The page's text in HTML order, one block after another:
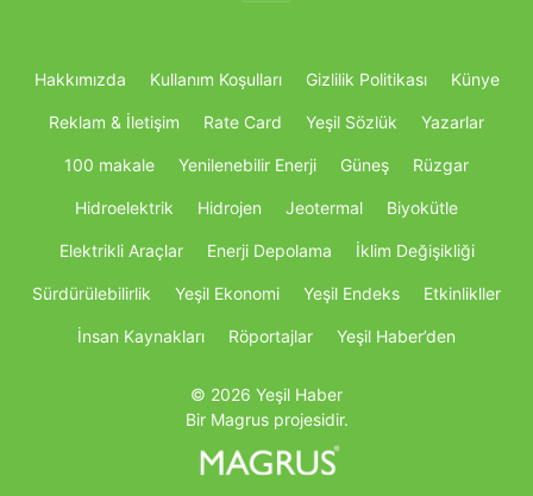
Hakkımızda Kullanım Koşulları Gizlilik Politikası Künye
Reklam & İletişim Rate Card Yeşil Sözlük Yazarlar
100 makale Yenilenebilir Enerji Güneş Rüzgar
Hidroelektrik Hidrojen Jeotermal Biyokütle
Elektrikli Araçlar Enerji Depolama İklim Değişikliği
Sürdürülebilirlik Yeşil Ekonomi Yeşil Endeks Etkinlikller
İnsan Kaynakları Röportajlar Yeşil Haber’den
© 2026 Yeşil Haber
Bir Magrus projesidir.